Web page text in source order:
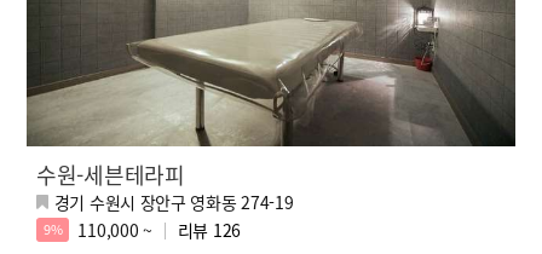
수원-세븐테라피
경기 수원시 장안구 영화동 274-19
9% 110,000 ~ 리뷰 126